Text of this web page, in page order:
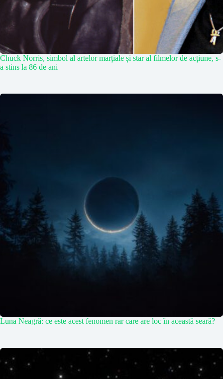
Chuck Norris, simbol al artelor marțiale și star al filmelor de acțiune, s-
a stins la 86 de ani
Luna Neagră: ce este acest fenomen rar care are loc în această seară?